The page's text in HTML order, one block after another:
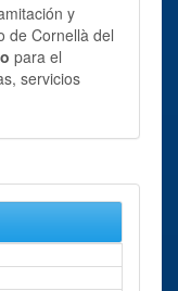
y
de Cornellà del
para el
servicios